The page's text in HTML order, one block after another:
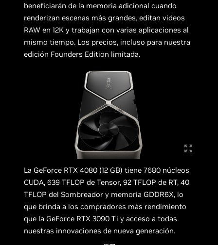
beneficiarán de la memoria adicional cuando
renderizan escenas más grandes, editan videos
RAW en 12K y trabajan con varias aplicaciones al
mismo tiempo. Los precios, incluso para nuestra
edición Founders Edition limitada.
La GeForce RTX 4080 (12 GB) tiene 7680 núcleos
CUDA, 639 TFLOP de Tensor, 92 TFLOP de RT, 40
TFLOP del Sombreador y memoria GDDR6X, lo
que brinda a los compradores más rendimiento
que la GeForce RTX 3090 Ti y acceso a todas
nuestras innovaciones de nueva generación.